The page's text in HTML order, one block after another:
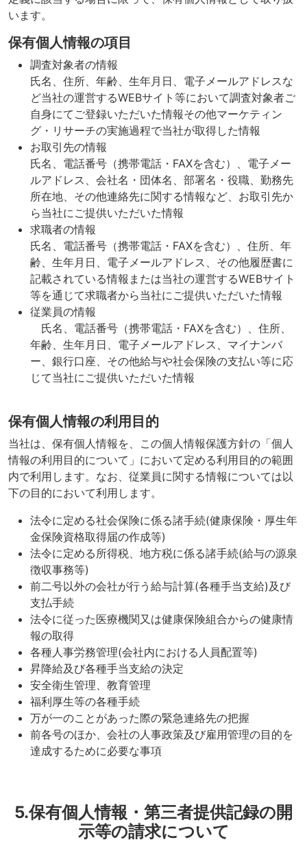
います。
保有個人情報の項目
調査対象者の情報
氏名、住所、年齢、生年月日、電子メールアドレスな
ど当社の運営するWEBサイト等において調査対象者ご
自身にてご登録いただいた情報その他マーケティン
グ・リサーチの実施過程で当社が取得した情報
お取引先の情報
氏名、電話番号（携帯電話・FAXを含む）、電子メー
ルアドレス、会社名・団体名、部署名・役職、勤務先
所在地、その他連絡先に関する情報など、お取引先か
ら当社にご提供いただいた情報
求職者の情報
氏名、電話番号（携帯電話・FAXを含む）、住所、年
齢、生年月日、電子メールアドレス、その他履歴書に
記載されている情報または当社の運営するWEBサイト
等を通じて求職者から当社にご提供いただいた情報
従業員の情報
氏名、電話番号（携帯電話・FAXを含む）、住所、
年齢、生年月日、電子メールアドレス、マイナンバ
ー、銀行口座、その他給与や社会保険の支払い等に応
じて当社にご提供いただいた情報
保有個人情報の利用目的
当社は、保有個人情報を、この個人情報保護方針の「個人
情報の利用目的について」において定める利用目的の範囲
内で利用します。なお、従業員に関する情報については以
下の目的において利用します。
法令に定める社会保険に係る諸手続(健康保険・厚生年
金保険資格取得届の作成等)
法令に定める所得税、地方税に係る諸手続(給与の源泉
徴収事務等)
前二号以外の会社が行う給与計算(各種手当支給)及び
支払手続
法令に従った医療機関又は健康保険組合からの健康情
報の取得
各種人事労務管理(会社内における人員配置等)
昇降給及び各種手当支給の決定
安全衛生管理、教育管理
福利厚生等の各種手続
万が一のことがあった際の緊急連絡先の把握
前各号のほか、会社の人事政策及び雇用管理の目的を
達成するために必要な事項
5.保有個人情報・第三者提供記録の開
示等の請求について